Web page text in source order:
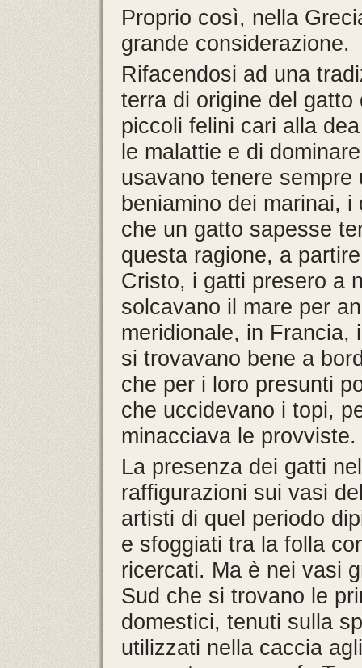
Proprio così, nella
grande considerazione.
Rifacendosi ad una
terra di origine del
piccoli felini cari alla
le malattie e di
usavano tenere
beniamino dei marinai,
che un gatto sapesse
questa ragione, a
Cristo, i gatti presero a
solcavano il mare per
meridionale, in Francia,
si trovavano bene a
che per i loro presunti
che uccidevano i topi,
minacciava le provviste.
La presenza dei gatti
raffigurazioni sui vasi
artisti di quel periodo
e sfoggiati tra la folla
ricercati. Ma è nei vasi
Sud che si trovano le
domestici, tenuti sulla
utilizzati nella caccia